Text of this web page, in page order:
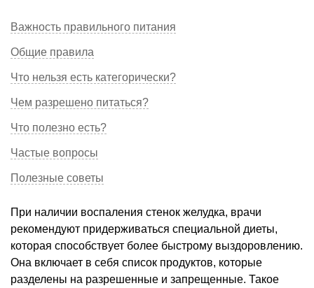
Важность правильного питания
Общие правила
Что нельзя есть категорически?
Чем разрешено питаться?
Что полезно есть?
Частые вопросы
Полезные советы
При наличии воспаления стенок желудка, врачи
рекомендуют придерживаться специальной диеты,
которая способствует более быстрому выздоровлению.
Она включает в себя список продуктов, которые
разделены на разрешенные и запрещенные. Такое